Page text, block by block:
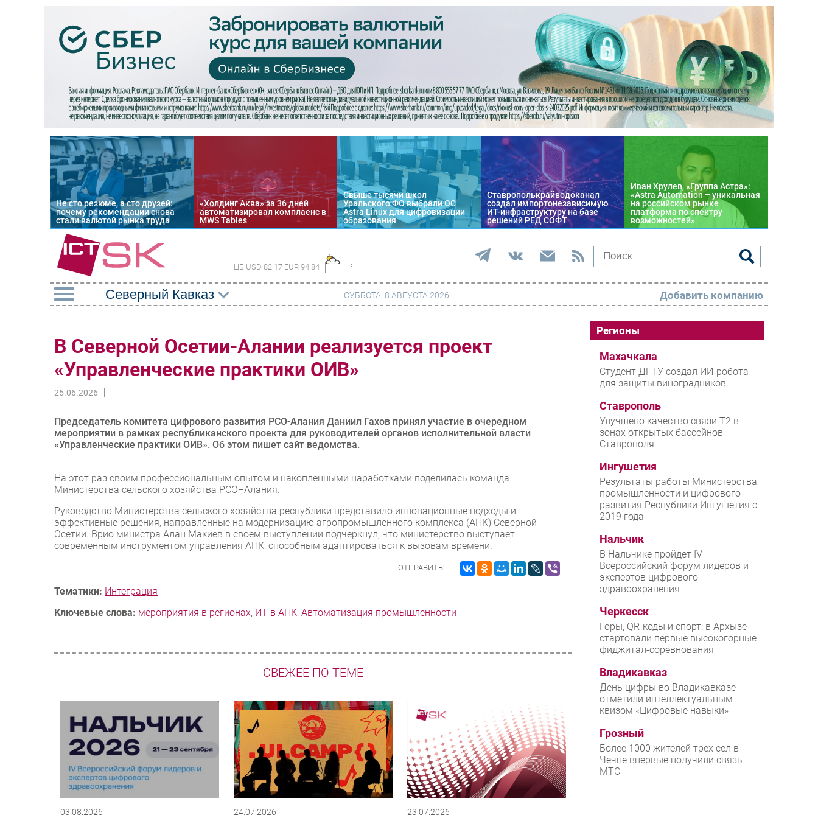
Не сто резюме, а сто друзей:
почему рекомендации снова
стали валютой рынка труда
«Холдинг Аква» за 36 дней
автоматизировал комплаенс в
MWS Tables
Свыше тысячи школ
Уральского ФО выбрали ОС
Astra Linux для цифровизации
образования
Ставрополькрайводоканал
создал импортонезависимую
ИТ-инфраструктуру на базе
решений РЕД СОФТ
Иван Хрулев, «Группа Астра»:
«Astra Automation – уникальная
на российском рынке
платформа по спектру
возможностей»
ЦБ USD 82.17 EUR 94.84 °
Импорто­замещение
Автоматизация
Промышленности
Мобильная связь
Фиксированная связь
Рынок ПК
Маркетинг
Торговые сети
ПО
Outsourcing
Регулирование
Финансы
Инновации
CIO/Управление ИТ
Здоровье
РАЗДЕЛЫ
Новости
Аналитика
Мероприятия
Проекты
IT класс
Тестовый стенд
Каталог компаний
СУББОТА, 8 АВГУСТА 2026 Добавить компанию
В Северной Осетии-Алании реализуется проект
«Управленческие практики ОИВ»
25.06.2026
Председатель комитета цифрового развития РСО-Алания Даниил Гахов принял участие в очередном
мероприятии в рамках республиканского проекта для руководителей органов исполнительной власти
«Управленческие практики ОИВ». Об этом пишет сайт ведомства.
На этот раз своим профессиональным опытом и накопленными наработками поделилась команда
Министерства сельского хозяйства РСО–Алания.
Руководство Министерства сельского хозяйства республики представило инновационные подходы и
эффективные решения, направленные на модернизацию агропромышленного комплекса (АПК) Северной
Осетии. Врио министра Алан Макиев в своем выступлении подчеркнул, что министерство выступает
современным инструментом управления АПК, способным адаптироваться к вызовам времени.
ОТПРАВИТЬ:
Тематики: Интеграция
Ключевые слова: мероприятия в регионах, ИТ в АПК, Автоматизация промышленности
СВЕЖЕЕ ПО ТЕМЕ
03.08.2026 24.07.2026 23.07.2026
Регионы
Махачкала
Студент ДГТУ создал ИИ-робота
для защиты виноградников
Ставрополь
Улучшено качество связи T2 в
зонах открытых бассейнов
Ставрополя
Ингушетия
Результаты работы Министерства
промышленности и цифрового
развития Республики Ингушетия с
2019 года
Нальчик
В Нальчике пройдет IV
Всероссийский форум лидеров и
экспертов цифрового
здравоохранения
Черкесск
Горы, QR-коды и спорт: в Архызе
стартовали первые высокогорные
фиджитал-соревнования
Владикавказ
День цифры во Владикавказе
отметили интеллектуальным
квизом «Цифровые навыки»
Грозный
Более 1000 жителей трех сел в
Чечне впервые получили связь
МТС